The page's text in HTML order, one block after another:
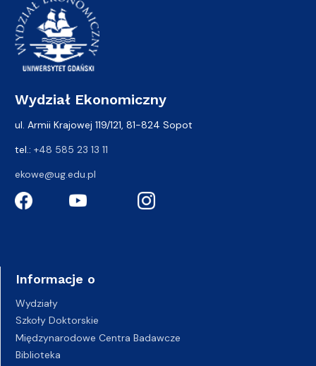
Wydział Ekonomiczny
ul. Armii Krajowej 119/121, 81-824 Sopot
tel.: +48 585 23 13 11
ekowe@ug.edu.pl
Informacje o
Wydziały
Szkoły Doktorskie
Międzynarodowe Centra Badawcze
Biblioteka